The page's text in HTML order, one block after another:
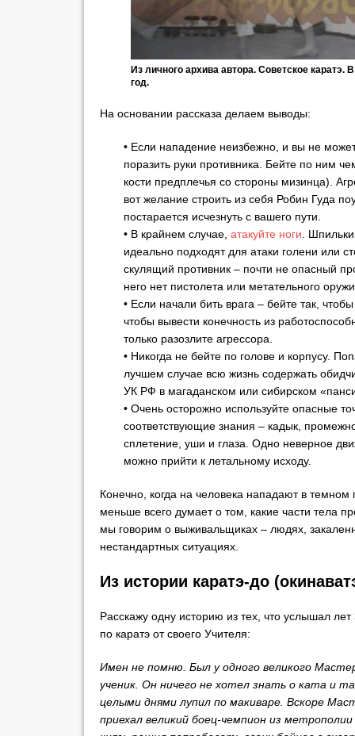
Из личного архива автора. Советское каратэ.
год.
На основании рассказа делаем выводы:
• Если нападение неизбежно, и вы не
поразить руки противника. Бейте по ним
кости предплечья со стороны мизинца).
вот желание строить из себя Робин Гуда
постарается исчезнуть с вашего пути.
• В крайнем случае, атакуйте ноги .
идеально подходят для атаки голени или
скулящий противник – почти не опасный
него нет пистолета или метательного
• Если начали бить врага – бейте так,
чтобы вывести конечность из
только разозлите агрессора.
• Никогда не бейте по голове и корпусу.
лучшем случае всю жизнь содержать
УК РФ в магаданском или сибирском
• Очень осторожно используйте опасные
соответствующие знания – кадык,
сплетение, уши и глаза. Одно неверное
можно прийти к летальному исходу.
Конечно, когда на человека нападают в
меньше всего думает о том, какие части тела
мы говорим о выживальщиках – людях,
нестандартных ситуациях.
Из истории каратэ-до
Расскажу одну историю из тех, что услышал
по каратэ от своего Учителя:
Имен не помню. Был у одного великого
ученик. Он ничего не хотел знать о ката и
целыми днями лупил по макиваре. Вскоре
приехал великий боец-чемпион из